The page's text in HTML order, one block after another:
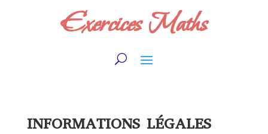
Exercices Maths
INFORMATIONS LÉGALES